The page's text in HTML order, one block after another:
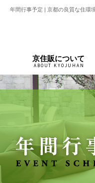
年間行事予定 | 京都の良質な住環
京住販について
ABOUT KYOJUHAN